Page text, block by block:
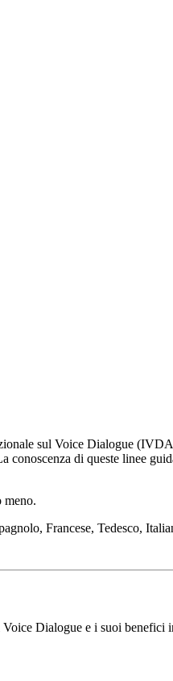
sul Voice Dialogue
di queste linee
meno.
Francese, Tedesco,
Dialogue e i suoi benefici